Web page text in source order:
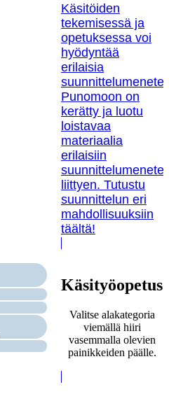
Käsitöiden
tekemisessä ja
opetuksessa voi
hyödyntää
erilaisia
Punomoon on
kerätty ja luotu
loistavaa
materiaalia
erilaisiin
liittyen. Tutustu
suunnittelun eri
mahdollisuuksiin
täältä!
Käsityöopetus
Valitse alakategoria
viemällä hiiri
vasemmalla olevien
painikkeiden päälle.